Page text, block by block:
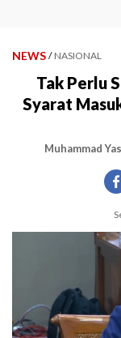
NEWS / NASIONAL
Tak Perlu
Syarat
Muhammad